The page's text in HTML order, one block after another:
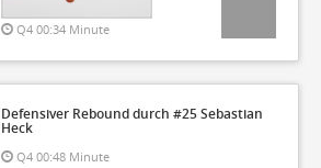
Q4 00:34 Minute
Defensiver Rebound durch #25 Sebastian
Heck
Q4 00:48 Minute